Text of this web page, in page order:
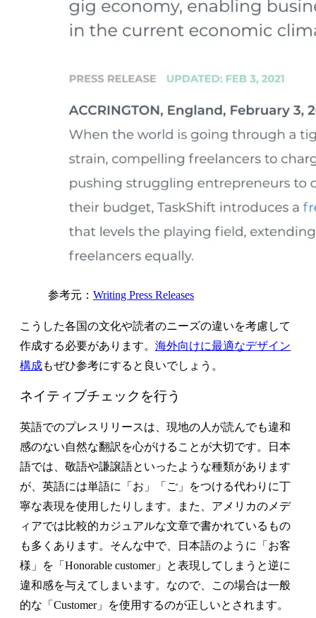
参考元： Writing Press Releases
こうした各国の文化や読者のニーズの違いを考慮して
作成する必要があります。 海外向けに最適なデザイン
構成もぜひ参考にすると良いでしょう。
ネイティブチェックを行う
英語でのプレスリリースは、現地の人が読んでも違和
感のない自然な翻訳を心がけることが大切です。日本
語では、敬語や謙譲語といったような種類があります
が、英語には単語に「お」「ご」をつける代わりに丁
寧な表現を使用したりします。また、アメリカのメデ
ィアでは比較的カジュアルな文章で書かれているもの
も多くあります。そんな中で、日本語のように「お客
様」を「Honorable customer」と表現してしまうと逆に
違和感を与えてしまいます。なので、この場合は一般
的な「Customer」を使用するのが正しいとされます。